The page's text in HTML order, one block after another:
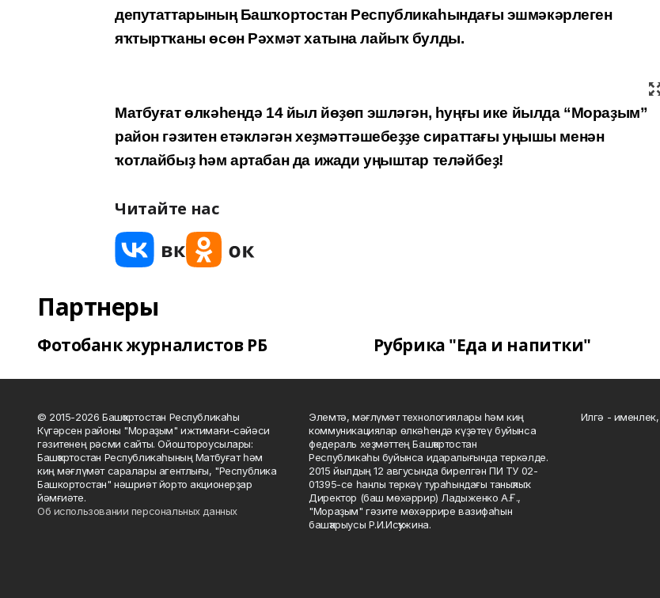
депутаттарының Башҡортостан Республикаһындағы эшмәкәрлеген
яҡтыртҡаны өсөн Рәхмәт хатына лайыҡ булды.
Матбуғат өлкәһендә 14 йыл йөҙөп эшләгән, һуңғы ике йылда “Мораҙым”
район гәзитен етәкләгән хеҙмәттәшебеҙҙе сираттағы уңышы менән
ҡотлайбыҙ һәм артабан да ижади уңыштар теләйбеҙ!
Читайте нас
Партнеры
Фотобанк журналистов РБ Рубрика "Еда и напитки"
© 2015-2026 Башҡортостан Республикаһы
Күгәрсен районы "Мораҙым" ижтимағи-сәйәси
гәзитенең рәсми сайты. Ойоштороусылары:
Башҡортостан Республикаһының Матбуғат һәм
киң мәғлүмәт саралары агентлығы, "Республика
Башкортостан" нәшриәт йорто акционерҙар
йәмғиәте.
Об использовании персональных данных
Элемтә, мәғлүмәт технологиялары һәм киң
коммуникациялар өлкәһендә күҙәтеү буйынса
федераль хеҙмәттең Башҡортостан
Республикаһы буйынса идаралығында теркәлде.
2015 йылдың 12 авгусында бирелгән ПИ ТУ 02-
01395-се һанлы теркәү тураһындағы таныҡлыҡ.
Директор (баш мөхәррир) Ладыженко А.Ғ.,
"Мораҙым" гәзите мөхәррире вазифаһын
башҡарыусы Р.И.Исҡужина.
Илгә - именлек,